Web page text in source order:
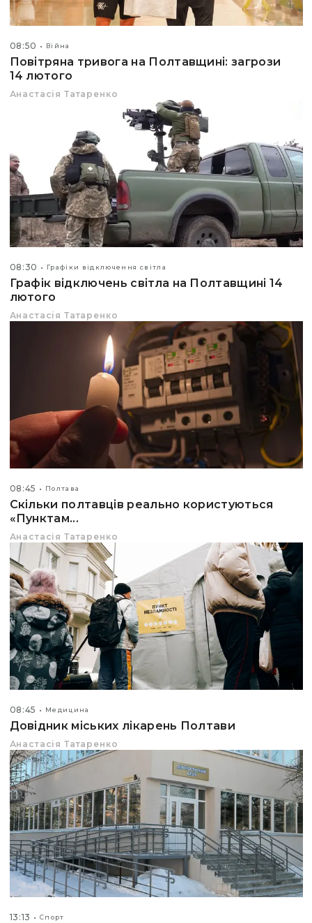
08:50 Війна
Повітряна тривога на Полтавщині: загрози
14 лютого
Анастасія Татаренко
08:30 Графіки відключення світла
Графік відключень світла на Полтавщині 14
лютого
Анастасія Татаренко
08:45 Полтава
Скільки полтавців реально користуються
«Пунктам...
Анастасія Татаренко
08:45 Медицина
Довідник міських лікарень Полтави
Анастасія Татаренко
13:13 Спорт